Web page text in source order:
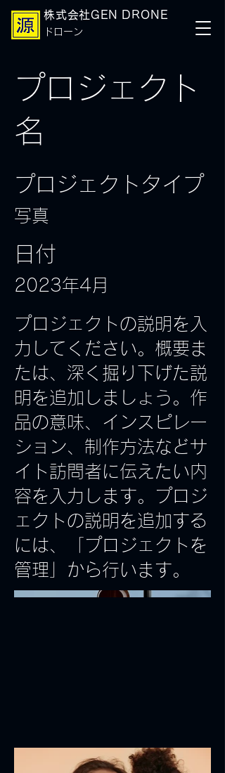
株式会社GEN DRONE
ドローン
プロジェクト
名
プロジェクトタイプ
写真
日付
2023年4月
プロジェクトの説明を入
力してください。概要ま
たは、深く掘り下げた説
明を追加しましょう。作
品の意味、インスピレー
ション、制作方法などサ
イト訪問者に伝えたい内
容を入力します。プロジ
ェクトの説明を追加する
には、「プロジェクトを
管理」から行います。